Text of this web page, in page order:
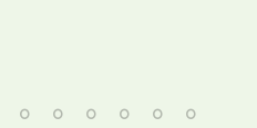
tot veerdelig